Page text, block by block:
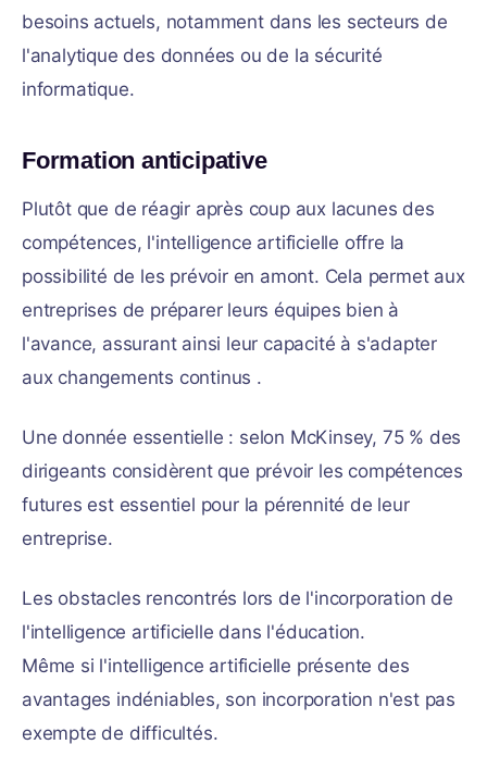
besoins actuels, notamment dans les secteurs de
l'analytique des données ou de la sécurité
informatique.
Formation anticipative
Plutôt que de réagir après coup aux lacunes des
compétences, l'intelligence artificielle offre la
possibilité de les prévoir en amont. Cela permet aux
entreprises de préparer leurs équipes bien à
l'avance, assurant ainsi leur capacité à s'adapter
aux changements continus .
Une donnée essentielle : selon McKinsey, 75 % des
dirigeants considèrent que prévoir les compétences
futures est essentiel pour la pérennité de leur
entreprise.
Les obstacles rencontrés lors de l'incorporation de
l'intelligence artificielle dans l'éducation.
Même si l'intelligence artificielle présente des
avantages indéniables, son incorporation n'est pas
exempte de difficultés.